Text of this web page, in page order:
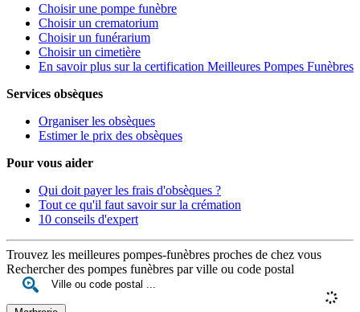
Choisir une pompe funèbre
Choisir un crematorium
Choisir un funérarium
Choisir un cimetière
En savoir plus sur la certification Meilleures Pompes Funèbres
Services obsèques
Organiser les obsèques
Estimer le prix des obsèques
Pour vous aider
Qui doit payer les frais d'obsèques ?
Tout ce qu'il faut savoir sur la crémation
10 conseils d'expert
Trouvez les meilleures pompes-funèbres proches de chez vous
Rechercher des pompes funèbres par ville ou code postal